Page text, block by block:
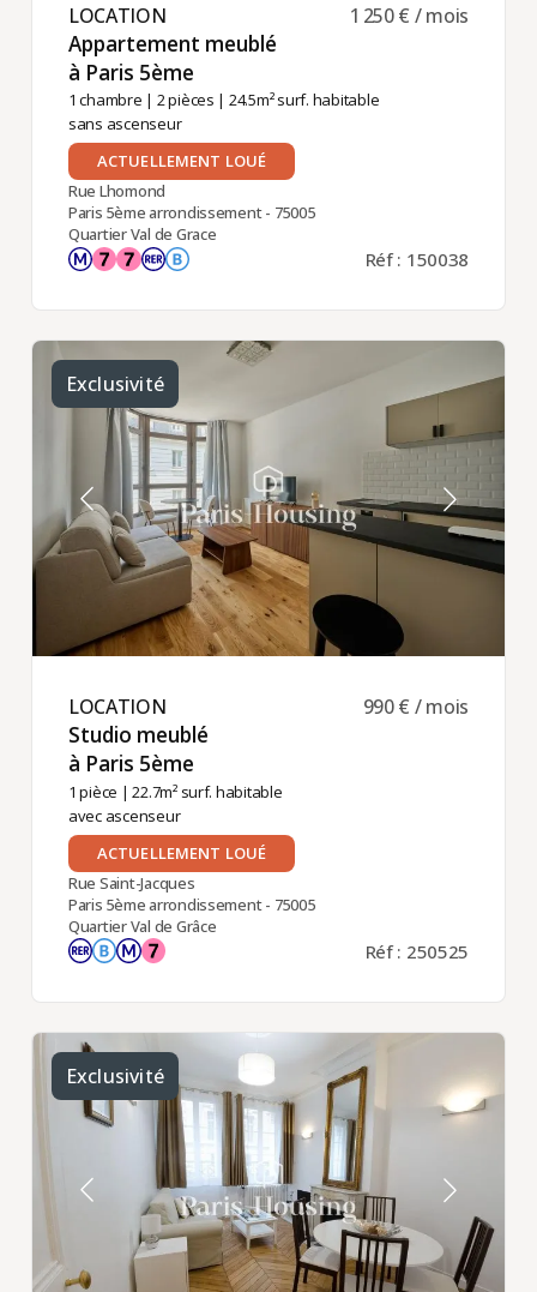
LOCATION ​
Appartement meublé
à Paris 5ème ​
1 chambre | 2 pièces | 24.5m² surf. habitable
sans ascenseur
1 250 € / mois
ACTUELLEMENT LOUÉ
Rue Lhomond
Paris 5ème arrondissement - 75005
Quartier Val de Grace
Réf : 150038
Exclusivité
LOCATION ​
Studio meublé
à Paris 5ème ​
1 pièce | 22.7m² surf. habitable
avec ascenseur
990 € / mois
ACTUELLEMENT LOUÉ
Rue Saint-Jacques
Paris 5ème arrondissement - 75005
Quartier Val de Grâce
Réf : 250525
Exclusivité